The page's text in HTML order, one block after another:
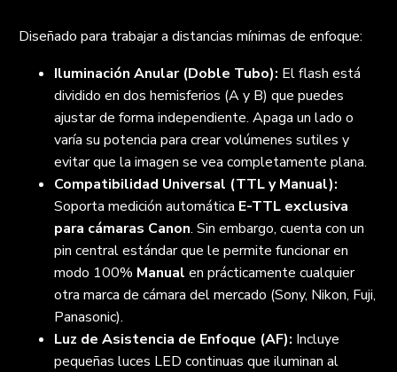
Diseñado para trabajar a distancias mínimas de enfoque:
Iluminación Anular (Doble Tubo): El flash está
dividido en dos hemisferios (A y B) que puedes
ajustar de forma independiente. Apaga un lado o
varía su potencia para crear volúmenes sutiles y
evitar que la imagen se vea completamente plana.
Compatibilidad Universal (TTL y Manual):
Soporta medición automática E-TTL exclusiva
para cámaras Canon. Sin embargo, cuenta con un
pin central estándar que le permite funcionar en
modo 100% Manual en prácticamente cualquier
otra marca de cámara del mercado (Sony, Nikon, Fuji,
Panasonic).
Luz de Asistencia de Enfoque (AF): Incluye
pequeñas luces LED continuas que iluminan al